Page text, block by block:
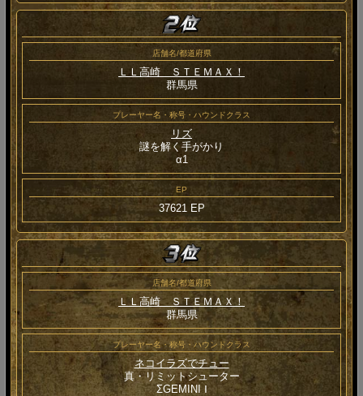
店舗名/都道府県
ＬＬ高崎 ＳＴＥＭＡＸ！
群馬県
プレーヤー名・称号・ハウンドクラス
リズ
謎を解く手がかり
α1
EP
37621 EP
店舗名/都道府県
ＬＬ高崎 ＳＴＥＭＡＸ！
群馬県
プレーヤー名・称号・ハウンドクラス
ネコイラズでチュー
真・リミットシューター
ΣGEMINI Ⅰ